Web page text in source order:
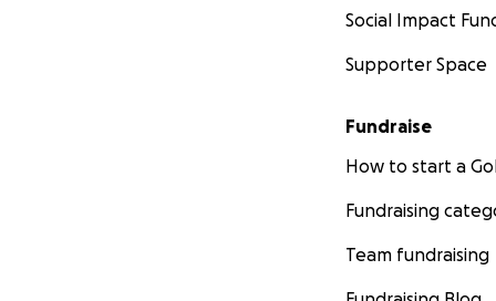
Social Impact
Supporter Space
Fundraise
How to start a
Fundraising
Team fundraising